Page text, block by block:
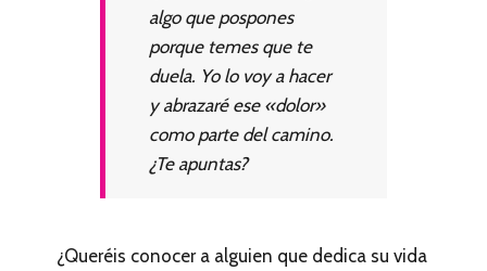
algo que pospones
porque temes que te
duela. Yo lo voy a hacer
y abrazaré ese «dolor»
como parte del camino.
¿Te apuntas?
¿Queréis conocer a alguien que dedica su vida